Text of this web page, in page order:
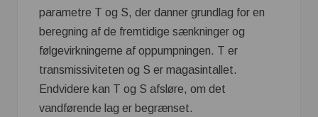
parametre T og S, der danner grundlag for en
beregning af de fremtidige sænkninger og
følgevirkningerne af oppumpningen. T er
transmissiviteten og S er magasintallet.
Endvidere kan T og S afsløre, om det
vandførende lag er begrænset.